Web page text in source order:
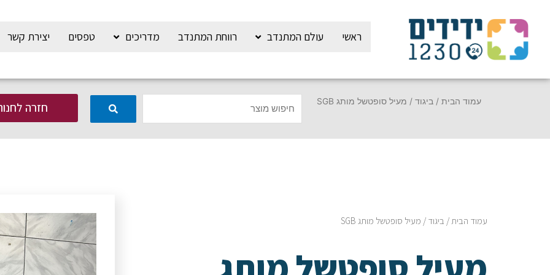
ראשי עולם המתנדב רווחת המתנדב מדריכים טפסים יצירת קשר
עמוד הבית / ביגוד / מעיל סופטשל מותג SGB חזרה
עמוד הבית/ ביגוד / מעיל סופטשל מותג SGB